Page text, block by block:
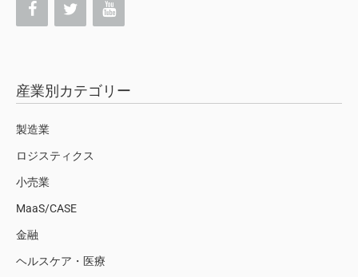
産業別カテゴリー
製造業
ロジスティクス
小売業
MaaS/CASE
金融
ヘルスケア・医療